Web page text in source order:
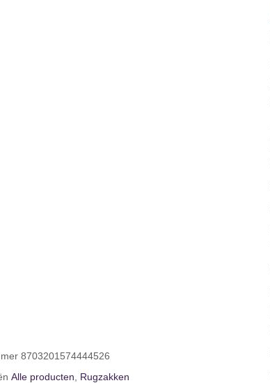
8703201574444526
Alle producten Rugzakken